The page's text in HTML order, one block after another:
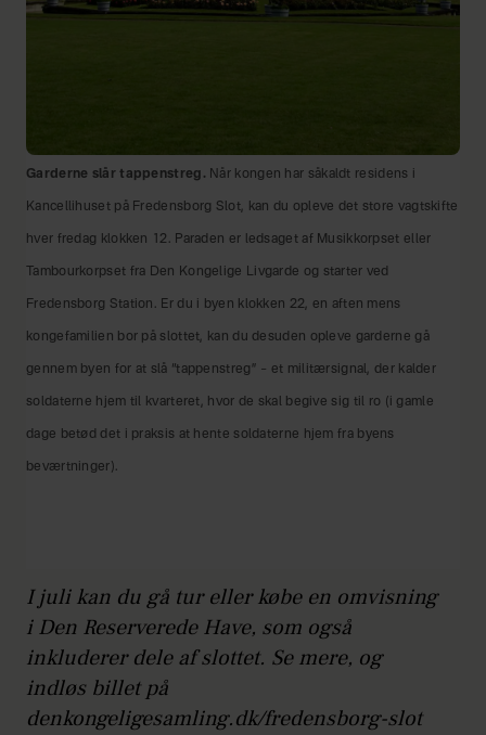
Garderne slår tappenstreg. Når kongen har såkaldt residens i
Kancellihuset på Fredensborg Slot, kan du opleve det store vagtskifte
hver fredag klokken 12. Paraden er ledsaget af Musikkorpset eller
Tambourkorpset fra Den Kongelige Livgarde og starter ved
Fredensborg Station. Er du i byen klokken 22, en aften mens
kongefamilien bor på slottet, kan du desuden opleve garderne gå
gennem byen for at slå “tappenstreg” – et militærsignal, der kalder
soldaterne hjem til kvarteret, hvor de skal begive sig til ro (i gamle
dage betød det i praksis at hente soldaterne hjem fra byens
beværtninger).
I juli kan du gå tur eller købe en omvisning
i Den Reserverede Have, som også
inkluderer dele af slottet. Se mere, og
indløs billet på
denkongeligesamling.dk/fredensborg-slot